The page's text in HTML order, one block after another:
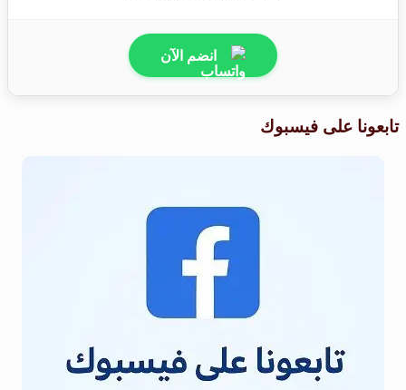
انضم الآن
تابعونا على فيسبوك